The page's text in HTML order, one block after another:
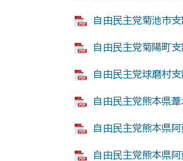
自由民主党菊池市支
自由民主党菊陽町支
自由民主党球磨村支
自由民主党熊本県葦
自由民主党熊本県阿
自由民主党熊本県阿